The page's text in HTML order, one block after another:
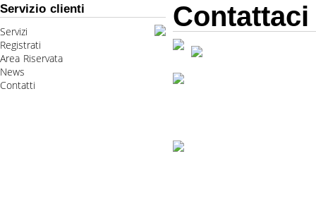
Servizio clienti
Servizi
Registrati
Area Riservata
News
Contatti
Contattaci